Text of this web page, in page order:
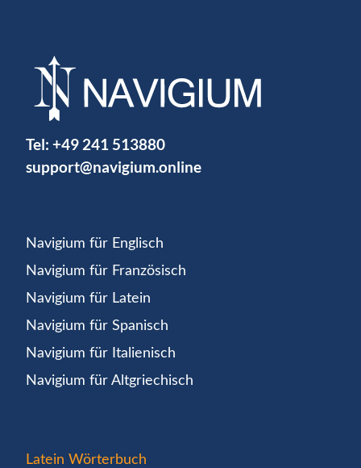
Tel: +49 241 513880
support@navigium.online
Navigium für Englisch
Navigium für Französisch
Navigium für Latein
Navigium für Spanisch
Navigium für Italienisch
Navigium für Altgriechisch
Latein Wörterbuch